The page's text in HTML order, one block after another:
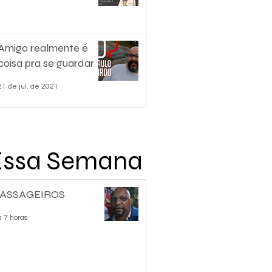
realmente é
pra se guardar
de jul. de 2021
7 horas
Semana